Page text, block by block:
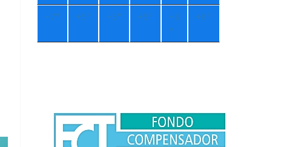
+7° +5° +3° +5° +8
°
+8°